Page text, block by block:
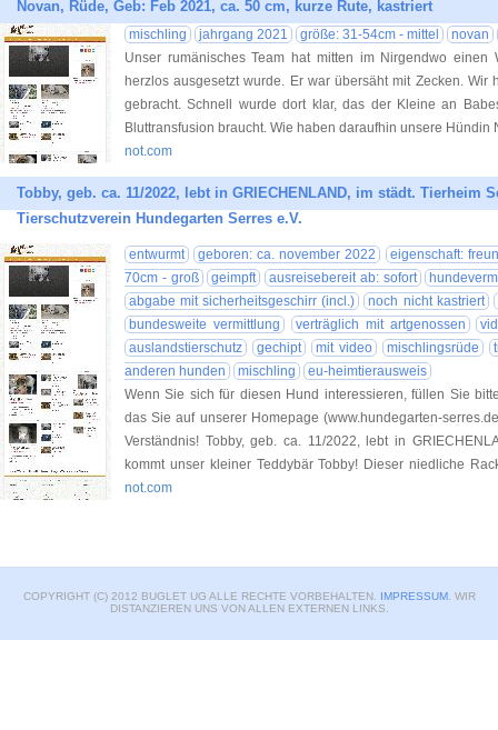
Novan, Rüde, Geb: Feb 2021, ca. 50 cm, kurze Rute, kastriert
mischling jahrgang 2021 größe: 31-54cm - mittel
novan
Unser rumänisches Team hat mitten im Nirgendwo einen
herzlos ausgesetzt wurde. Er war übersäht mit Zecken. Wir
gebracht. Schnell wurde dort klar, das der Kleine an
Bluttransfusion braucht. Wie haben daraufhin unsere Hündin
not.com
Tobby, geb. ca. 11/2022, lebt in GRIECHENLAND, im städt. Tierheim
Tierschutzverein Hundegarten Serres e.V.
entwurmt geboren: ca. november 2022
eigenschaft:
70cm - groß
geimpft ausreisebereit ab: sofort
abgabe mit sicherheitsgeschirr (incl.)
noch nicht kastriert
bundesweite vermittlung
verträglich mit artgenossen
auslandstierschutz
gechipt mit video mischlingsrüde
anderen hunden
mischling
eu-heimtierausweis
Wenn Sie sich für diesen Hund interessieren, füllen Sie
das Sie auf unserer Homepage (www.hundegarten-
Verständnis! Tobby, geb. ca. 11/2022, lebt in
kommt unser kleiner Teddybär Tobby! Dieser niedliche
not.com
COPYRIGHT (C) 2012 BUGLET UG ALLE RECHTE VORBEHALTEN. IMPRESSUM. WIR
DISTANZIEREN UNS VON ALLEN EXTERNEN LINKS.